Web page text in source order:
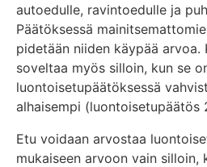
autoedulle, ravintoedulle ja
Päätöksessä
pidetään niiden käypää arvoa.
soveltaa myös silloin, kun se
luontoisetupäätöksessä
alhaisempi (luontoisetupäätös
Etu voidaan arvostaa
mukaiseen arvoon vain silloin,